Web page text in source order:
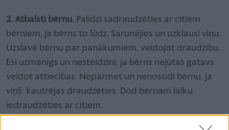
2. Atbalsti bērnu. Palīdzi sadraudzēties ar citiem
bērniem, ja bērns to lūdz. Sarunājies un uzklausi viņu.
Uzslavē bērnu par panākumiem, veidojot draudzību.
Esi uzmanīgs un nesteidzini, ja bērns nejūtas gatavs
veidot attiecības. Nepārmet un nenosodi bērnu, ja
viņš kautrējas draudzēties. Dod bērnam laiku
iedraudzēties ar citiem.